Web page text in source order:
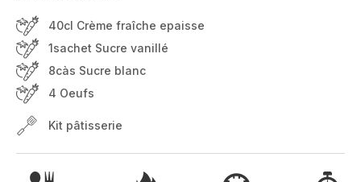
40cl Crème fraîche epaisse
1sachet Sucre vanillé
8càs Sucre blanc
4 Oeufs
Kit pâtisserie